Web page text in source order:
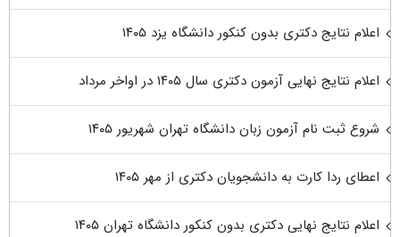
اعلام نتایج دکتری بدون کنکور دانشگاه یزد ۱۴۰۵
اعلام نتایج نهایی آزمون دکتری سال ۱۴۰۵ در اواخر مرداد
شروع ثبت نام آزمون زبان دانشگاه تهران شهریور ۱۴۰۵
اعطای ردا کارت به دانشجویان دکتری از مهر ۱۴۰۵
اعلام نتایج نهایی دکتری بدون کنکور دانشگاه تهران ۱۴۰۵